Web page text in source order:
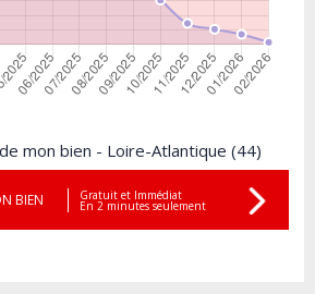
mon bien - Loire-Atlantique (44)
BIEN Gratuit et Immédiat
En 2 minutes seulement